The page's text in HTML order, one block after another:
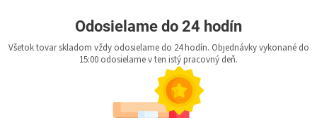
Odosielame do 24 hodín
Všetok tovar skladom vždy odosielame do 24 hodín. Objednávky vykonané do
15:00 odosielame v ten istý pracovný deň.